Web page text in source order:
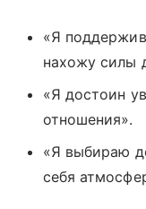
«Я
нахожу силы
«Я достоин
отношения».
«Я выбираю
себя